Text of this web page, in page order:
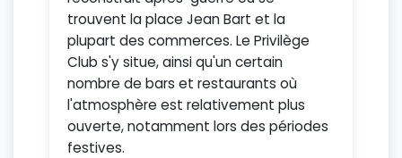
trouvent la place Jean Bart et la
plupart des commerces. Le Privilège
Club s'y situe, ainsi qu'un certain
nombre de bars et restaurants où
l'atmosphère est relativement plus
ouverte, notamment lors des périodes
festives.